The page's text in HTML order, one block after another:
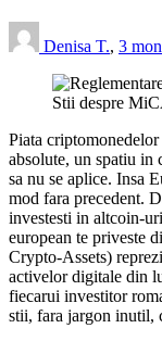
Denisa T., 3
Piata
absolute, un spatiu in
sa nu se aplice. Insa
mod fara precedent.
investesti in altcoin-
european te priveste
Crypto-Assets)
activelor digitale din
fiecarui investitor
stii, fara jargon inutil,